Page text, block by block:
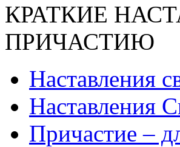
КРАТКИЕ
ПРИЧАСТИЮ
Наставления
Наставления
Причастие –